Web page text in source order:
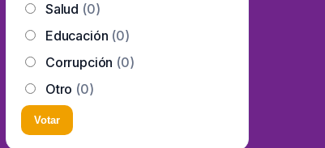
Salud (0)
Educación (0)
Corrupción (0)
Otro (0)
Votar